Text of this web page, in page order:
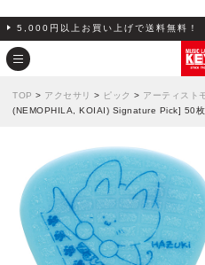
5,000円以上お買い上げで送料無料！
TOP > アクセサリ > ピック > アーティスト
(NEMOPHILA, KOIAI) Signature Pick] 50枚